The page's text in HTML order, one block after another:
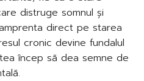
distruge somnul și
direct pe starea
cronic devine fundalul
încep să dea semne de